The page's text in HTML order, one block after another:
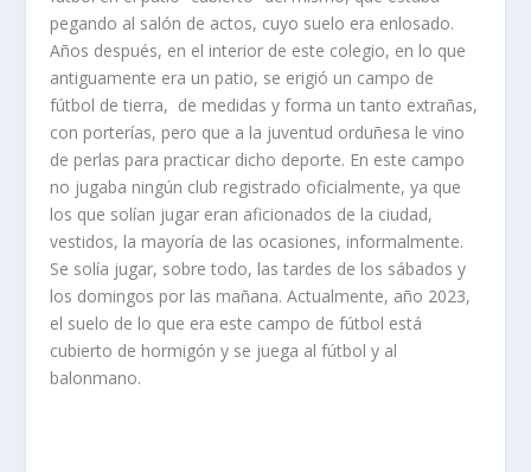
pegando al salón de actos, cuyo suelo era enlosado.
Años después, en el interior de este colegio, en lo que
antiguamente era un patio, se erigió un campo de
fútbol de tierra, de medidas y forma un tanto extrañas,
con porterías, pero que a la juventud orduñesa le vino
de perlas para practicar dicho deporte. En este campo
no jugaba ningún club registrado oficialmente, ya que
los que solían jugar eran aficionados de la ciudad,
vestidos, la mayoría de las ocasiones, informalmente.
Se solía jugar, sobre todo, las tardes de los sábados y
los domingos por las mañana. Actualmente, año 2023,
el suelo de lo que era este campo de fútbol está
cubierto de hormigón y se juega al fútbol y al
balonmano.